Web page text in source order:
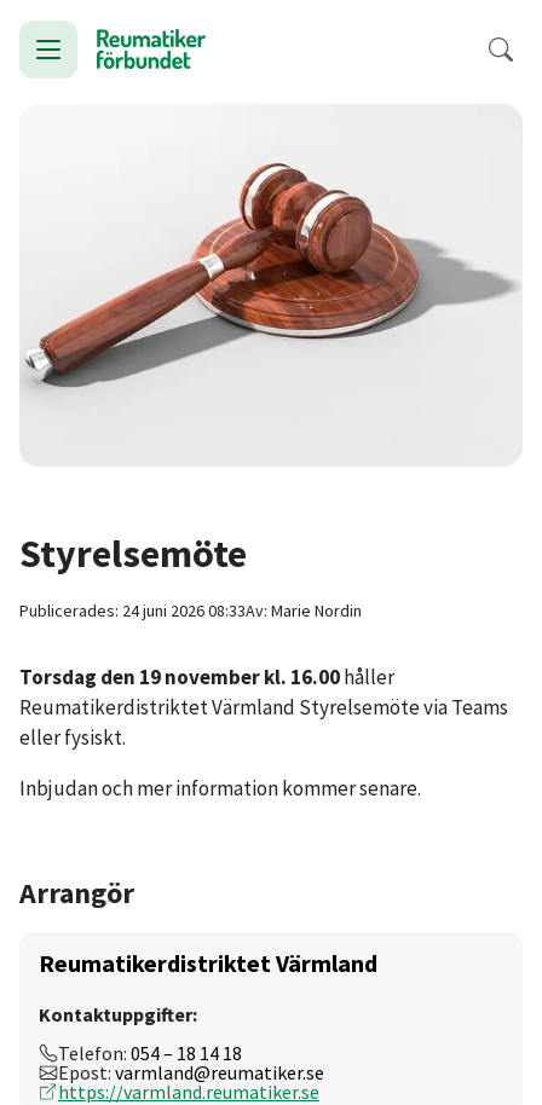
Styrelsemöte
Publicerades: 24 juni 2026 08:33Av: Marie Nordin
Torsdag den 19 november kl. 16.00håller
Reumatikerdistriktet Värmland Styrelsemöte via Teams
eller fysiskt.
Inbjudan och mer information kommer senare.
Arrangör
Reumatikerdistriktet Värmland
Kontaktuppgifter:
Telefon: 054 – 18 14 18
Epost: varmland@reumatiker.se
https://varmland.reumatiker.se